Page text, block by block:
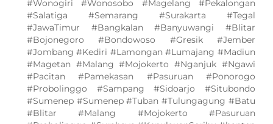
#Wonogiri #Wonosobo #Magelang #Pekalongan
#Salatiga #Semarang #Surakarta #Tegal
#JawaTimur #Bangkalan #Banyuwangi #Blitar
#Bojonegoro #Bondowoso #Gresik #Jember
#Jombang #Kediri #Lamongan #Lumajang #Madiun
#Magetan #Malang #Mojokerto #Nganjuk #Ngawi
#Pacitan #Pamekasan #Pasuruan #Ponorogo
#Probolinggo #Sampang #Sidoarjo #Situbondo
#Sumenep #Sumenep #Tuban #Tulungagung #Batu
#Blitar #Malang #Mojokerto #Pasuruan